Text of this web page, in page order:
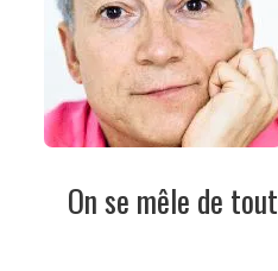
On se mêle de tout